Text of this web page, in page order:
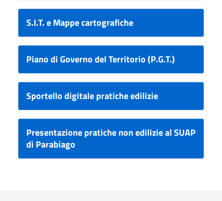
S.I.T. e Mappe cartografiche
Piano di Governo del Territorio (P.G.T.)
Sportello digitale pratiche edilizie
Presentazione pratiche non edilizie al SUAP
di Parabiago